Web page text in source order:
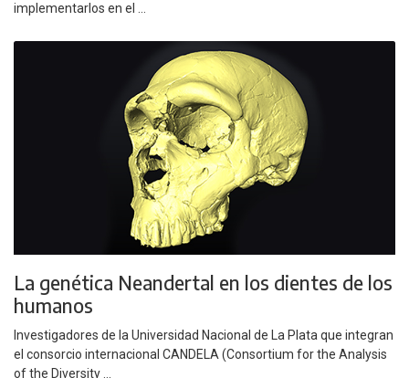
implementarlos en el ...
La genética Neandertal en los dientes de los
humanos
Investigadores de la Universidad Nacional de La Plata que integran
el consorcio internacional CANDELA (Consortium for the Analysis
of the Diversity ...